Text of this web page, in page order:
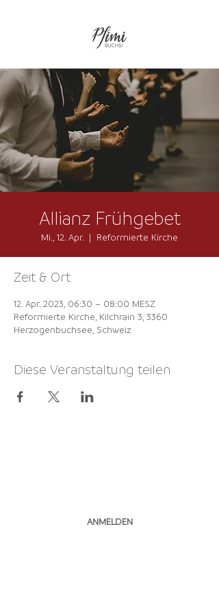
Allianz Frühgebet
Mi., 12. Apr.
  |
Reformierte Kirche
Zeit & Ort
12. Apr. 2023, 06:30 – 08:00 MESZ
Reformierte Kirche, Kilchrain 3, 3360
Herzogenbuchsee, Schweiz
Diese Veranstaltung teilen
ANMELDEN